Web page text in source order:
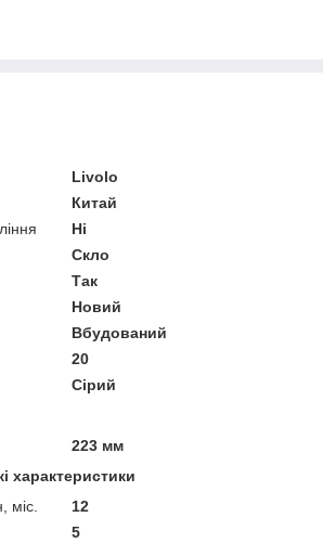
Livolo
Китай
Ні
Скло
Так
Новий
Вбудований
20
Сірий
223 мм
характеристики
міс.
12
5